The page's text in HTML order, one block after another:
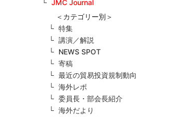
JMC Journal
＜カテゴリー別＞
特集
講演／解説
NEWS SPOT
寄稿
最近の貿易投資規制動向
海外レポ
委員長・部会長紹介
海外だより